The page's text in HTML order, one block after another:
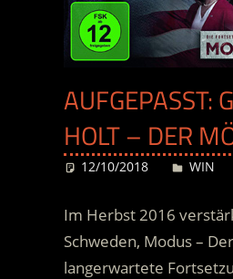
AUFGEPASST:
HOLT – DER
12/10/2018 Desiree
WIN
Im Herbst 2016
Schweden, Modus –
langerwartete